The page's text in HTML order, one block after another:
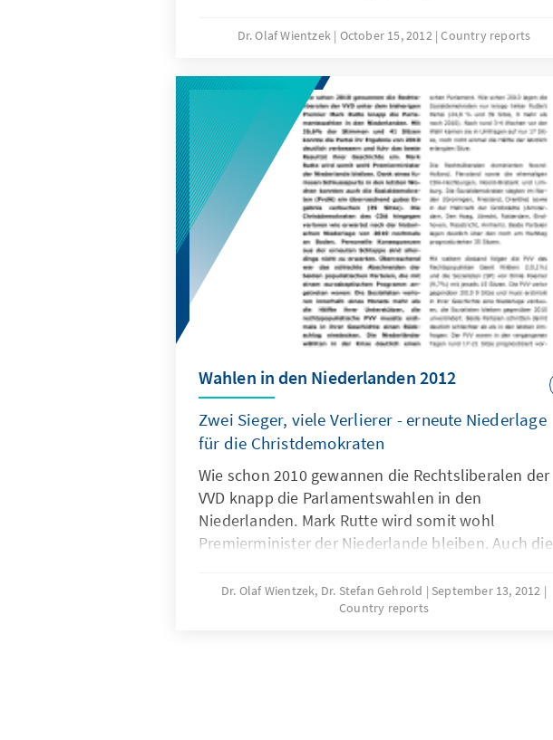
2011 gebildete Regierung von Ministerpräsident di
Dr. Olaf Wientzek October 15, 2012 Country reports
Wahlen in den Niederlanden 2012
Zwei Sieger, viele Verlierer - erneute Niederlage
für die Christdemokraten
Wie schon 2010 gewannen die Rechtsliberalen der
VVD knapp die Parlamentswahlen in den
Niederlanden. Mark Rutte wird somit wohl
Premierminister der Niederlande bleiben. Auch die
gutes Ergebnis verbuchen. Die Christdemokraten
des CDA hingegen verloren wie erwartet nochmals
Dr. Olaf Wientzek, Dr. Stefan Gehrold
September 13, 2012
Country reports